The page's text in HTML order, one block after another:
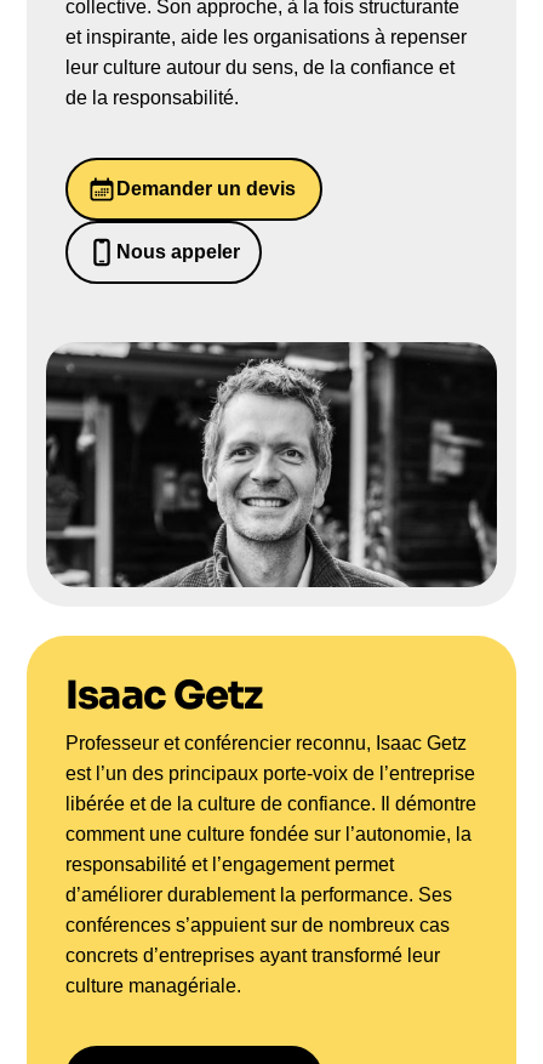
collective. Son approche, à la fois structurante
et inspirante, aide les organisations à repenser
leur culture autour du sens, de la confiance et
de la responsabilité.
Demander un devis
Nous appeler
0652698481
Isaac Getz
Professeur et conférencier reconnu, Isaac Getz
est l’un des principaux porte-voix de l’entreprise
libérée et de la culture de confiance. Il démontre
comment une culture fondée sur l’autonomie, la
responsabilité et l’engagement permet
d’améliorer durablement la performance. Ses
conférences s’appuient sur de nombreux cas
concrets d’entreprises ayant transformé leur
culture managériale.